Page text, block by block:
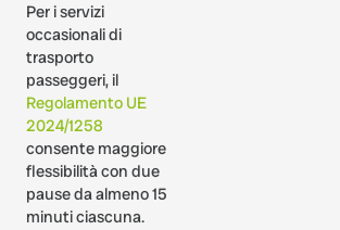
Per i servizi
occasionali di
trasporto
passeggeri, il
Regolamento UE
2024/1258
consente maggiore
flessibilità con due
pause da almeno 15
minuti ciascuna.